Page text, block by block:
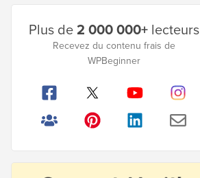
latérale
Plus de2 000 000+lecteurs
Recevez du contenu frais de
WPBeginner